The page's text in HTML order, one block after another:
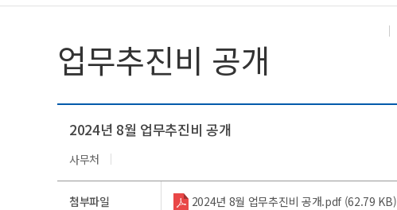
업무추진비 공개
2024년 8월 업무추진비 공개
사무처
첨부파일 2024년 8월 업무추진비 공개.pdf (62.79 KB)